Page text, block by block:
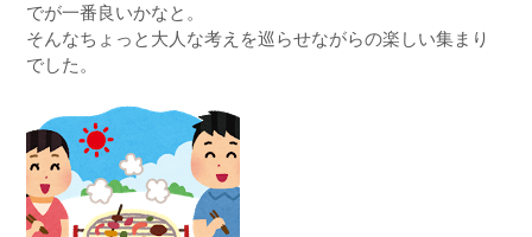
でが一番良いかなと。
そんなちょっと大人な考えを巡らせながらの楽しい集まり
でした。